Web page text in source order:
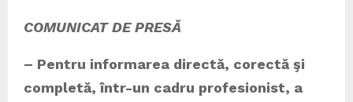
COMUNICAT DE PRESĂ
– Pentru informarea directă, corectă şi
completă, într-un cadru profesionist, a